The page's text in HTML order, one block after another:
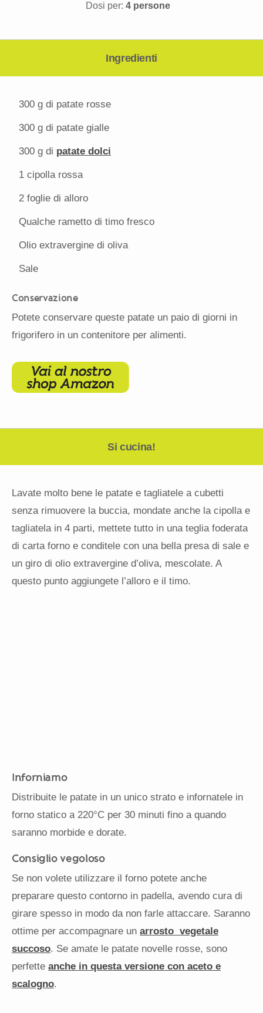
Dosi per: 4 persone
Ingredienti
300 g di patate rosse
300 g di patate gialle
300 g di patate dolci
1 cipolla rossa
2 foglie di alloro
Qualche rametto di timo fresco
Olio extravergine di oliva
Sale
Conservazione
Potete conservare queste patate un paio di giorni in
frigorifero in un contenitore per alimenti.
Si cucina!
Lavate molto bene le patate e tagliatele a cubetti
senza rimuovere la buccia, mondate anche la cipolla e
tagliatela in 4 parti, mettete tutto in una teglia foderata
di carta forno e conditele con una bella presa di sale e
un giro di olio extravergine d’oliva, mescolate. A
questo punto aggiungete l’alloro e il timo.
Inforniamo
Distribuite le patate in un unico strato e infornatele in
forno statico a 220°C per 30 minuti fino a quando
saranno morbide e dorate.
Consiglio vegoloso
Se non volete utilizzare il forno potete anche
preparare questo contorno in padella, avendo cura di
girare spesso in modo da non farle attaccare. Saranno
ottime per accompagnare un arrosto vegetale
succoso. Se amate le patate novelle rosse, sono
perfette anche in questa versione con aceto e
scalogno.